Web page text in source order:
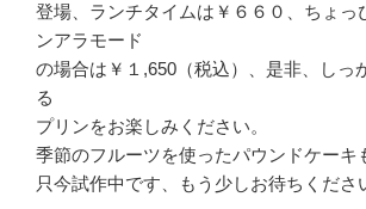
登場、ランチタイムは￥６６０、ちょっ
ンアラモード
の場合は￥１,650（税込）、是非、しっ
る
プリンをお楽しみください。
季節のフルーツを使ったパウンドケーキ
只今試作中です、もう少しお待ちくださ